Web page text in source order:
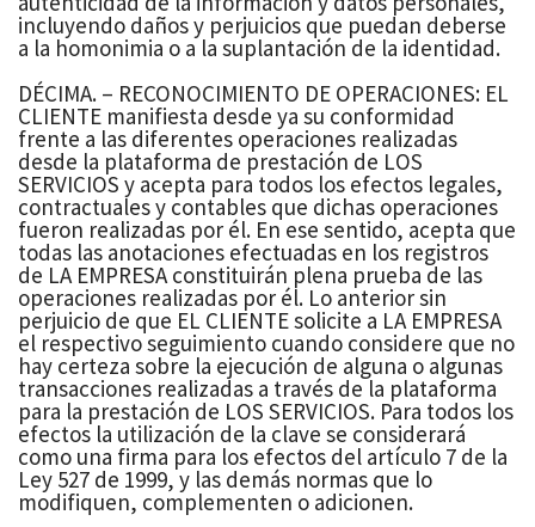
incluyendo daños y perjuicios que puedan deberse
a la homonimia o a la suplantación de la identidad.
DÉCIMA. – RECONOCIMIENTO DE OPERACIONES: EL
CLIENTE manifiesta desde ya su conformidad
frente a las diferentes operaciones realizadas
desde la plataforma de prestación de LOS
SERVICIOS y acepta para todos los efectos legales,
contractuales y contables que dichas operaciones
fueron realizadas por él. En ese sentido, acepta que
todas las anotaciones efectuadas en los registros
de LA EMPRESA constituirán plena prueba de las
operaciones realizadas por él. Lo anterior sin
perjuicio de que EL CLIENTE solicite a LA EMPRESA
el respectivo seguimiento cuando considere que no
hay certeza sobre la ejecución de alguna o algunas
transacciones realizadas a través de la plataforma
para la prestación de LOS SERVICIOS. Para todos los
efectos la utilización de la clave se considerará
como una firma para los efectos del artículo 7 de la
Ley 527 de 1999, y las demás normas que lo
modifiquen, complementen o adicionen.